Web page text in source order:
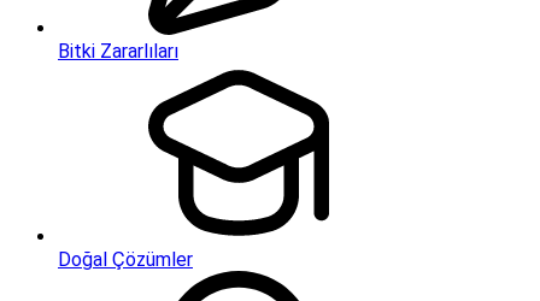
Bitki Zararlıları
Doğal Çözümler